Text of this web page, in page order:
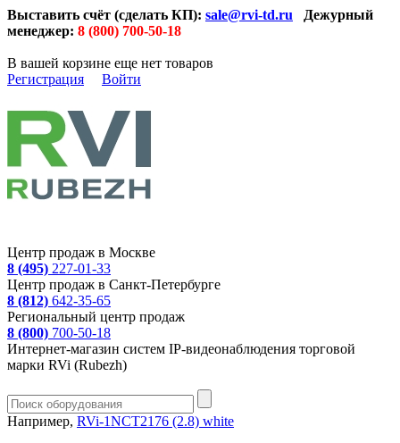
Выставить счёт (сделать КП): sale@rvi-td.ru
Дежурный
менеджер: 8 (800) 700-50-18
В вашей корзине еще нет товаров
Регистрация
Войти
Центр продаж в Москве
8 (495) 227-01-33
Центр продаж в Санкт-Петербурге
8 (812) 642-35-65
Региональный центр продаж
8 (800) 700-50-18
Интернет-магазин систем IP-видеонаблюдения торговой
марки RVi (Rubezh)
Например, RVi-1NCT2176 (2.8) white